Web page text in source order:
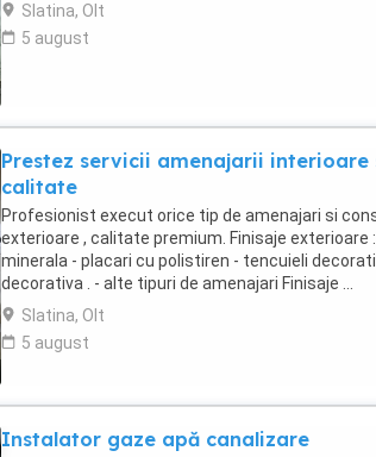
Slatina, Olt
5 august
Prestez servicii amenajarii
calitate
Profesionist execut orice tip de amenajari si
exterioare , calitate premium. Finisaje exterioare
minerala - placari cu polistiren - tencuieli
decorativa . - alte tipuri de amenajari Finisaje ...
Slatina, Olt
5 august
Instalator gaze apă canalizare